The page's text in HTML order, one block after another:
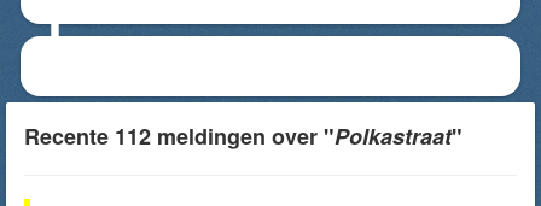
Recente 112 meldingen over "Polkastraat"